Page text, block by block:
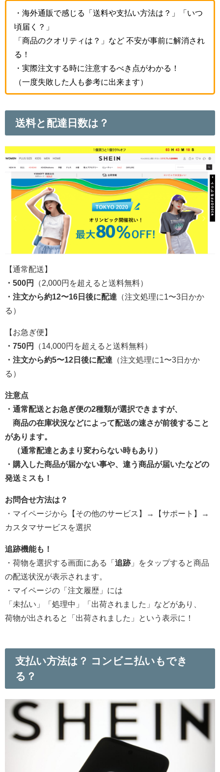
・海外通販で感じる「送料や支払い方法は？」「いつ
頃届く？」
「商品のクオリティは？」など 不安が事前に解消され
る！
・実際注文する時に注意するべき点がわかる！
（一度失敗した人も参考に出来ます）
送料と配達日数は？
【通常配送】
・500円
（2,000円を超えると送料無料）
・注文から約12〜16日後に配達 （注文処理に1〜3日かか
る）
【お急ぎ便】
・750円
（14,000円を超えると送料無料）
・注文から約5〜12日後に配達 （注文処理に1〜3日かか
る）
注意点
・通常配送とお急ぎ便の2種類が選択できますが、
商品の在庫状況などによって配送の速さが前後すること
があります。
（通常配達とあまり変わらない時もあり）
・購入した商品が届かない事や、違う商品が届いたなどの
発送ミスも！
お問合せ方法は？
・マイページから【その他のサービス】→【サポート】→
カスタマサービスを選択
追跡機能も！
・荷物を選択する画面にある「 追跡」をタップすると商品
の配送状況が表示されます。
・マイページの「注文履歴」には
「未払い」「処理中」「出荷されました」などがあり、
荷物が出されると「出荷されました」という表示に！
支払い方法は？ コンビニ払いもでき
る？